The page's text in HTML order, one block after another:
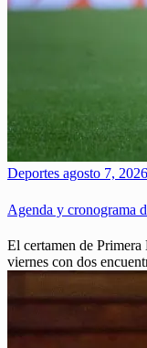
Deportes agosto 7, 2026
Agenda y cronograma
El certamen de
viernes con dos